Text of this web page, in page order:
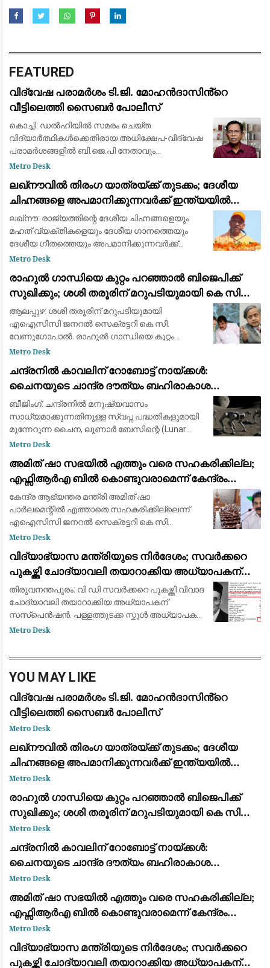
FEATURED
വിദ്വേഷ പരാമർശം ടി.ജി. മോഹൻദാസിൻ്റെ
വീട്ടിലെത്തി സൈബർ പോലീസ്
കൊച്ചി: ഡൽഹിയിൽ സമരം ചെയ്ത
വിദ്യാർത്ഥികൾക്കെതിരായ അധിക്ഷേപ-വിദ്വേഷ
പരാമർശങ്ങളിൽ ബി.ജെ.പി നേതാവും
ആർ.എസ്.എസ് അനുകൂലിയുമായ ടി.ജി.
സംഘം വീട്ടിലെത്തി. തിരുവനന്തപുരം സി
Metro Desk
ലഖ്‌നൗവിൽ തിരംഗ യാത്രയ്ക്ക് തുടക്കം; ദേശീയ
ചിഹ്നങ്ങളെ അപമാനിക്കുന്നവർക്ക് ഇന്ത്യയിൽ
ജീവിക്കാൻ അർഹതയില്ലെന്ന് യോഗി ആദിത്യനാഥ്
ലഖ്‌നൗ: രാജ്യത്തിന്റെ ദേശീയ ചിഹ്നങ്ങളെയും
മഹത് വ്യക്തികളെയും ദേശീയ ഗാനത്തെയും
ദേശീയ ഗീതത്തെയും അപമാനിക്കുന്നവർക്ക്
ഇന്ത്യയിൽ ജീവിക്കാൻ അനുവാദം
യോഗി ആദിത്യനാ
Metro Desk
രാഹുൽ ​ഗാന്ധിയെ കുറ്റം പറഞ്ഞാൽ ബിജെപിക്ക്
സുഖിക്കും; ശശി തരൂരിന് മറുപടിയുമായി കെ സി
വേണു​ഗോപാൽ
ആലപ്പുഴ: ശശി തരൂരിന് മറുപടിയുമായി
എഐസിസി ജനറൽ സെക്രട്ടറി കെ.സി.
വേണുഗോപാൽ. രാഹുൽ ഗാന്ധിയെ കുറ്റം
പറഞ്ഞാൽ ബിജെപിക്ക് സുഖിക്കുമെന്നായിരുന്നു
അലഹബാദിൽ നിറയെ വിദ്യാർ
Metro Desk
ചന്ദ്രനിൽ കാവലിന് റോബോട്ട് നായ്ക്കൾ:
ചൈനയുടെ ചാന്ദ്ര ദൗത്യം ബഹിരാകാശ
ഗവേഷണത്തിന്റെ ഭാവി മാറ്റിയെഴുതുന്നത് എങ്ങനെ?
ബീജിംഗ്: ചന്ദ്രനിൽ മനുഷ്യവാസം
സാധ്യമാക്കുന്നതിനുള്ള സ്വപ്ന പദ്ധതികളുമായി
മുന്നേറുന്ന ചൈന, ലൂണാർ ബേസിന്റെ (Lunar
Base) സുരക്ഷയ്ക്കും സർവേ
'റോബോട്ട് നായ്ക്കളെ' (Ro
Metro Desk
അമിത് ഷാ സഭയിൽ എത്തും വരെ സഹകരിക്കില്ല;
എഫ്സിആർഎ ബിൽ കൊണ്ടുവരാമെന്ന് കേന്ദ്രം
കരുതേണ്ട: കെ സി വേണു​ഗോപാൽ
കേന്ദ്ര ആഭ്യന്തര മന്ത്രി അമിത് ഷാ
പാർലമെന്റിൽ എത്താതെ സഹകരിക്കില്ലെന്ന്
എഐസിസി ജനറൽ സെക്രട്ടറി കെ സി
വേണുഗോപാൽ. മണ്ഡല പുനർ നിർണയവുമായി
സർവകക്ഷി യോഗം വിളി
Metro Desk
വിദ്യാഭ്യാസ മന്ത്രിയുടെ നിർദേശം; സവർക്കറെ
പുകഴ്ത്തി ചോദ്യാവലി തയാറാക്കിയ അധ്യാപകന്
സസ്പെൻഷൻ
തിരുവനന്തപുരം: വി ഡി സവർക്കറെ പുകഴ്ത്തി വിവാദ
ചോദ്യാവലി തയാറാക്കിയ അധ്യാപകന്
സസ്പെൻഷൻ. പള്ളത്തുടക്ക സ്കൂൾ അധ്യാപകൻ
ഗുരു പ്രസാദിനെയാണ് സസ്പെൻഡ് ചെയ്തത്.
Metro Desk
YOU MAY LIKE
വിദ്വേഷ പരാമർശം ടി.ജി. മോഹൻദാസിൻ്റെ
വീട്ടിലെത്തി സൈബർ പോലീസ്
Metro Desk
ലഖ്‌നൗവിൽ തിരംഗ യാത്രയ്ക്ക് തുടക്കം; ദേശീയ
ചിഹ്നങ്ങളെ അപമാനിക്കുന്നവർക്ക് ഇന്ത്യയിൽ
ജീവിക്കാൻ അർഹതയില്ലെന്ന് യോഗി ആദിത്യനാഥ്
Metro Desk
രാഹുൽ ​ഗാന്ധിയെ കുറ്റം പറഞ്ഞാൽ ബിജെപിക്ക്
സുഖിക്കും; ശശി തരൂരിന് മറുപടിയുമായി കെ സി
വേണു​ഗോപാൽ
Metro Desk
ചന്ദ്രനിൽ കാവലിന് റോബോട്ട് നായ്ക്കൾ:
ചൈനയുടെ ചാന്ദ്ര ദൗത്യം ബഹിരാകാശ
ഗവേഷണത്തിന്റെ ഭാവി മാറ്റിയെഴുതുന്നത് എങ്ങനെ?
Metro Desk
അമിത് ഷാ സഭയിൽ എത്തും വരെ സഹകരിക്കില്ല;
എഫ്സിആർഎ ബിൽ കൊണ്ടുവരാമെന്ന് കേന്ദ്രം
കരുതേണ്ട: കെ സി വേണു​ഗോപാൽ
Metro Desk
വിദ്യാഭ്യാസ മന്ത്രിയുടെ നിർദേശം; സവർക്കറെ
പുകഴ്ത്തി ചോദ്യാവലി തയാറാക്കിയ അധ്യാപകന്